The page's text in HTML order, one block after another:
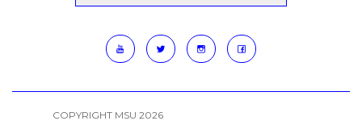
COPYRIGHT MSU 2026